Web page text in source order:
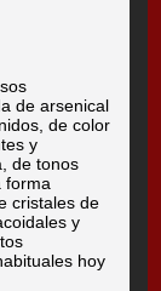
de arsenical
de color
y
de tonos
forma
cristales de
y
hoy